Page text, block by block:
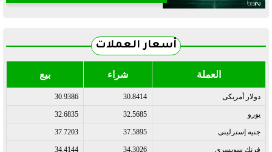
أسعار العملات
العملة شراء بيع
دولار أمريكى 30.8414
30.9386
يورو 32.5685
32.6835
جنيه إسترلينى 37.5895
37.7203
فرنك سويسرى 34.3026
34.4144